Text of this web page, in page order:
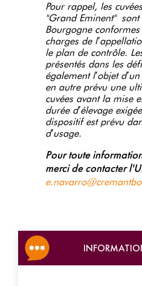
Pour rappel, les
"Grand Eminent"
Bourgogne
charges de
le plan de contrôle.
présentés dans les
également l’objet
en autre prévu une
cuvées avant la mise
durée d’élevage
dispositif est prévu
d’usage.
Pour toute
merci de contacter